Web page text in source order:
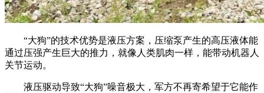
“大狗”的技术优势是液压方案，压缩泵产生的高压液体能
通过压强产生巨大的推力，就像人类肌肉一样，能带动机器人
关节运动。
液压驱动导致“大狗”噪音极大，军方不再寄希望于它能作